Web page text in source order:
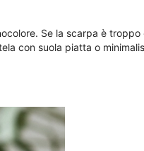
Se la scarpa è
con suola piatta o